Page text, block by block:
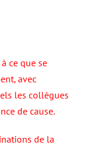
ce que se
avec
les collègues
de cause.
de la